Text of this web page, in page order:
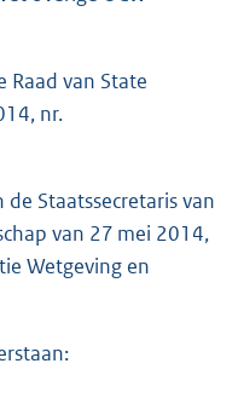
Raad van State
nr.
Staatssecretaris van
van 27 mei 2014,
Wetgeving en